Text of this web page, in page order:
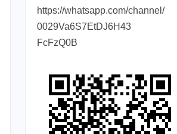
https://whatsapp.com/channel/
0029Va6S7EtDJ6H43
FcFzQ0B